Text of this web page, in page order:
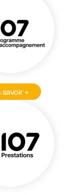
savoir +